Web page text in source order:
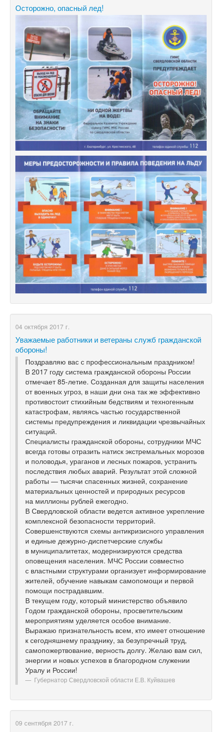
Осторожно, опасный лед!
04 октября 2017 г.
Уважаемые работники и ветераны служб гражданской
обороны!
Поздравляю вас с профессиональным праздником!
В 2017 году система гражданской обороны России
отмечает85-летие. Созданная для защиты населения
от военных угроз, в наши дни она так же эффективно
противостоит стихийным бедствиям и техногенным
катастрофам, являясь частью государственной
системы предупреждения и ликвидации чрезвычайных
ситуаций.
Специалисты гражданской обороны, сотрудники МЧС
всегда готовы отразить натиск экстремальных морозов
и половодья, ураганов и лесных пожаров, устранить
последствия любых аварий. Результат этой сложной
работы — тысячи спасенных жизней, сохранение
материальных ценностей и природных ресурсов
на миллионы рублей ежегодно.
В Свердловской области ведется активное укрепление
комплексной безопасности территорий.
Совершенствуются схемы антикризисного управления
и единые дежурно-диспетчерские службы
в муниципалитетах, модернизируются средства
оповещения населения. МЧС России совместно
с властными структурами организует информирование
жителей, обучение навыкам самопомощи и первой
помощи пострадавшим.
В текущем году, который министерство объявило
Годом гражданской обороны, просветительским
мероприятиям уделяется особое внимание.
Выражаю признательность всем, кто имеет отношение
к сегодняшнему празднику, за безупречный труд,
самопожертвование, верность долгу. Желаю вам сил,
энергии и новых успехов в благородном служении
Уралу и России!
Губернатор Свердловской области Е.В. Куйвашев
09 сентября 2017 г.